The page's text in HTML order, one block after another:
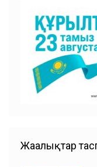
b
o
o
k
A
p
p
Жаңалықтар